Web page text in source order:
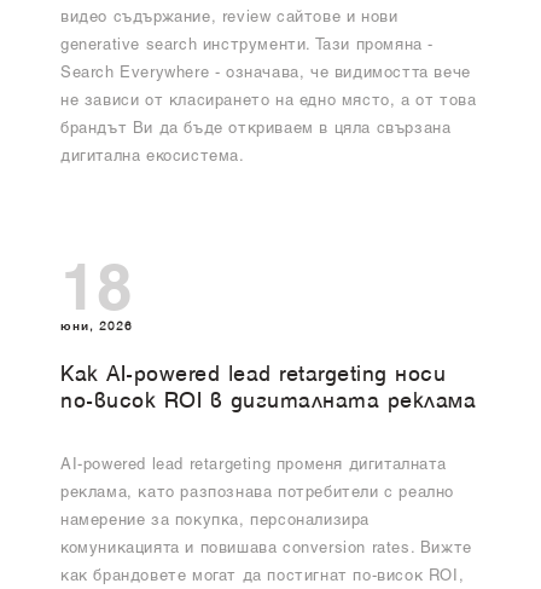
видео съдържание, review сайтове и нови
generative search инструменти. Тази промяна -
Search Everywhere - означава, че видимостта вече
не зависи от класирането на едно място, а от това
брандът Ви да бъде откриваем в цяла свързана
дигитална екосистема.
18
юни, 2026
Как AI-powered lead retargeting носи
по-висок ROI в дигиталната реклама
AI-powered lead retargeting променя дигиталната
реклама, като разпознава потребители с реално
намерение за покупка, персонализира
комуникацията и повишава conversion rates. Вижте
как брандовете могат да постигнат по-висок ROI,